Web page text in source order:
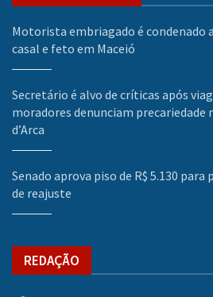
Motorista embriagado é condenado
casal e feto em Maceió
Secretário é alvo de críticas após
moradores denunciam precariedade
d’Arca
Senado aprova piso de R$ 5.130
de reajuste
REDAÇÃO